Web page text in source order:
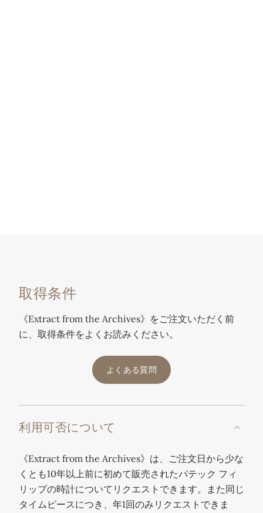
取得条件
《Extract from the Archives》をご注文いただく前
に、取得条件をよくお読みください。
よくある質問
利用可否について
《Extract from the Archives》は、ご注文日から少な
くとも10年以上前に初めて販売されたパテック フィ
リップの時計についてリクエストできます。また同じ
タイムピースにつき、年1回のみリクエストできま